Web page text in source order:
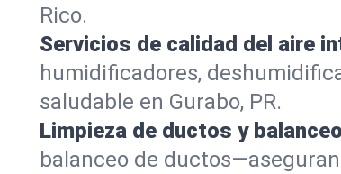
Rico.
Servicios de calidad del aire
humidificadores,
saludable en Gurabo, PR.
Limpieza de ductos y
balanceo de